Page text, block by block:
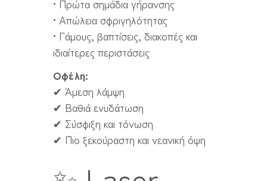
• Πρώτα σημάδια γήρανσης
• Απώλεια σφριγηλότητας
• Γάμους, βαπτίσεις, διακοπές και
ιδιαίτερες περιστάσεις
Οφέλη:
✔ Άμεση λάμψη
✔ Βαθιά ενυδάτωση
✔ Σύσφιξη και τόνωση
✔ Πιο ξεκούραστη και νεανική όψη